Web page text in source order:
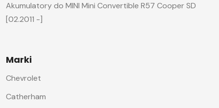
Akumulatory do MINI Mini Convertible R57 Cooper SD
[02.2011 -]
Marki
Chevrolet
Catherham